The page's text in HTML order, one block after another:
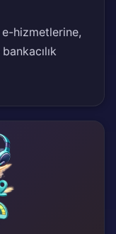
hizmetlerine,